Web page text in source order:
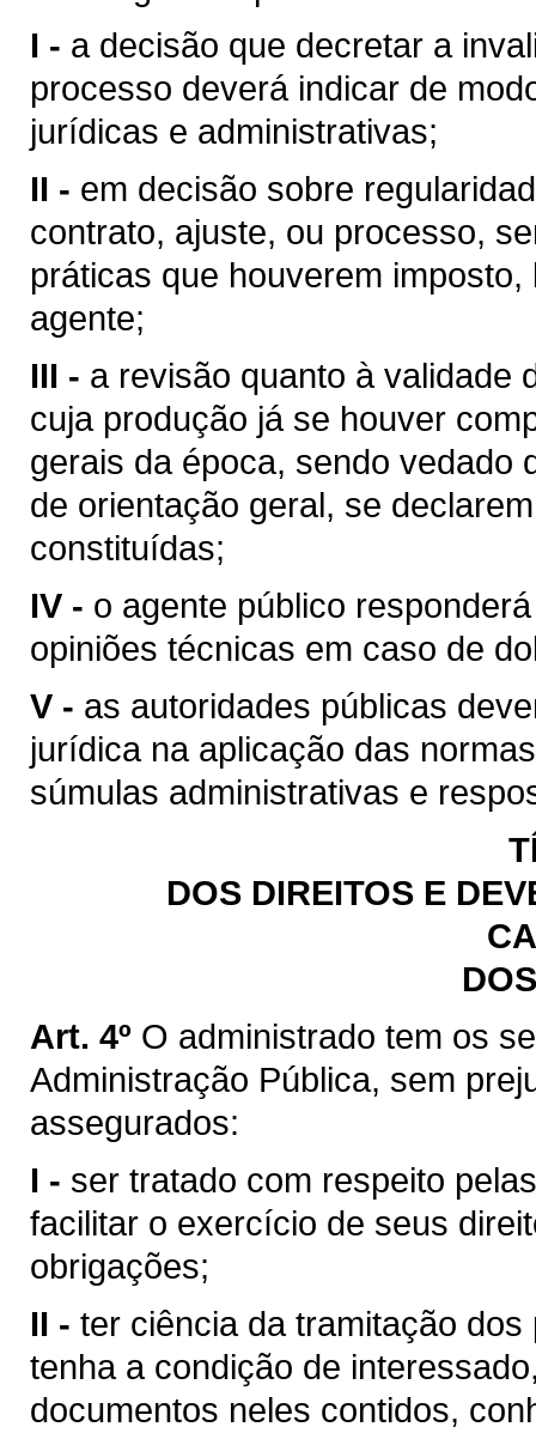
I - a decisão que decretar a
processo deverá indicar de
jurídicas e administrativas;
II - em decisão sobre
contrato, ajuste, ou processo,
práticas que houverem
agente;
III - a revisão quanto à validade
cuja produção já se houver
gerais da época, sendo vedado
de orientação geral, se
constituídas;
IV - o agente público
opiniões técnicas em caso de
V - as autoridades públicas
jurídica na aplicação das
súmulas administrativas e
DOS DIREITOS E
Art. 4º O administrado tem os
Administração Pública, sem
assegurados:
I - ser tratado com respeito
facilitar o exercício de seus
obrigações;
II - ter ciência da tramitação
tenha a condição de
documentos neles contidos,